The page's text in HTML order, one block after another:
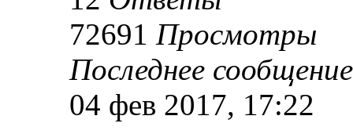
72691 Просмотры
Последнее
04 фев 2017, 17:22